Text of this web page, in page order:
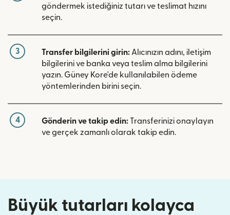
göndermek istediğiniz tutarı ve teslimat hızını
seçin.
3 Transfer bilgilerini girin:Alıcınızın adını, iletişim
bilgilerini ve banka veya teslim alma bilgilerini
yazın. Güney Kore'de kullanılabilen ödeme
yöntemlerinden birini seçin.
4 Gönderin ve takip edin: Transferinizi onaylayın
ve gerçek zamanlı olarak takip edin.
Büyük tutarları kolayca